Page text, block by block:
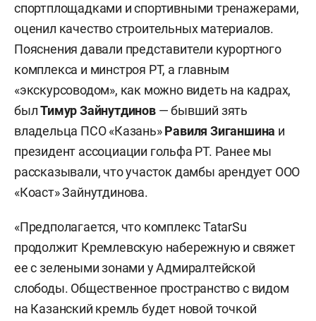
спортплощадками и спортивными тренажерами,
оценил качество строительных материалов.
Пояснения давали представители курортного
комплекса и минстроя РТ, а главным
«экскурсоводом», как можно видеть на кадрах,
былТимур Зайнутдинов— бывший зять
владельца ПСО «Казань»Равиля Зиганшина и
президент ассоциации гольфа РТ. Ранее мы
рассказывали, что участок дамбы арендует ООО
«Коаст» Зайнутдинова.
«Предполагается, что комплекс TatarSu
продолжит Кремлевскую набережную и свяжет
ее с зелеными зонами у Адмиралтейской
слободы. Общественное пространство с видом
на Казанский кремль будет новой точкой